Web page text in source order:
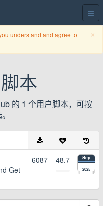
×
understand and agree to
脚本
的 1 个用户脚本，可按
Get
6087 48.7 Sep
2025